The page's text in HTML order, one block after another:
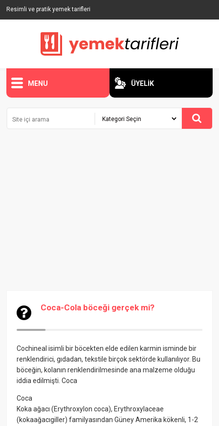
Resimli ve pratik yemek tarifleri
MENU ÜYELİK
Coca-Cola böceği gerçek mi?
Cochineal isimli bir böcekten elde edilen karmin isminde bir
renklendirici, gıdadan, tekstile birçok sektörde kullanılıyor. Bu
böceğin, kolanın renklendirilmesinde ana malzeme olduğu
iddia edilmişti.Coca
Coca
Koka ağacı (Erythroxylon coca), Erythroxylaceae
(kokaağacıgiller) familyasından Güney Amerika kökenli, 1-2